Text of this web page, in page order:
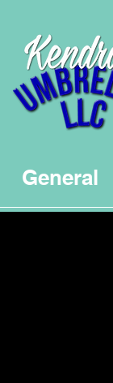
General